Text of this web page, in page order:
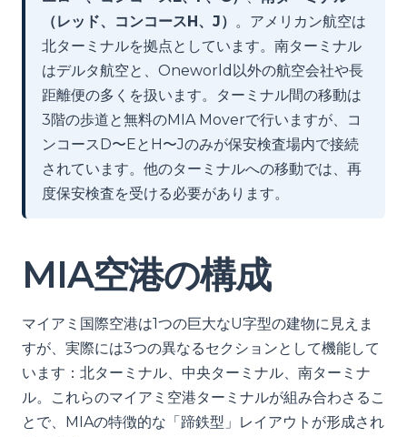
（レッド、コンコースH、J） 。アメリカン航空は
北ターミナルを拠点としています。南ターミナル
はデルタ航空と、Oneworld以外の航空会社や長
距離便の多くを扱います。ターミナル間の移動は
3階の歩道と無料のMIA Moverで行いますが、コ
ンコースD〜EとH〜Jのみが保安検査場内で接続
されています。他のターミナルへの移動では、再
度保安検査を受ける必要があります。
MIA空港の構成
マイアミ国際空港は1つの巨大なU字型の建物に見えま
すが、実際には3つの異なるセクションとして機能して
います：北ターミナル、中央ターミナル、南ターミナ
ル。これらのマイアミ空港ターミナルが組み合わさるこ
とで、MIAの特徴的な「蹄鉄型」レイアウトが形成され